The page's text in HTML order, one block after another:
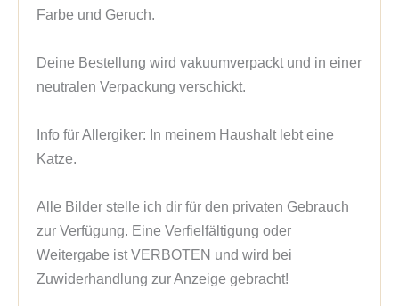
Farbe und Geruch.
Deine Bestellung wird vakuumverpackt und in einer
neutralen Verpackung verschickt.
Info für Allergiker: In meinem Haushalt lebt eine
Katze.
Alle Bilder stelle ich dir für den privaten Gebrauch
zur Verfügung. Eine Verfielfältigung oder
Weitergabe ist VERBOTEN und wird bei
Zuwiderhandlung zur Anzeige gebracht!